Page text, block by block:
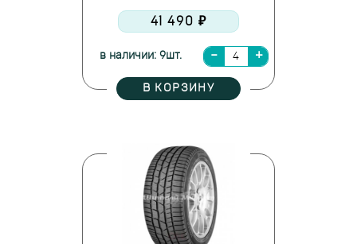
41 490 ₽
в наличии: 9шт.
В КОРЗИНУ